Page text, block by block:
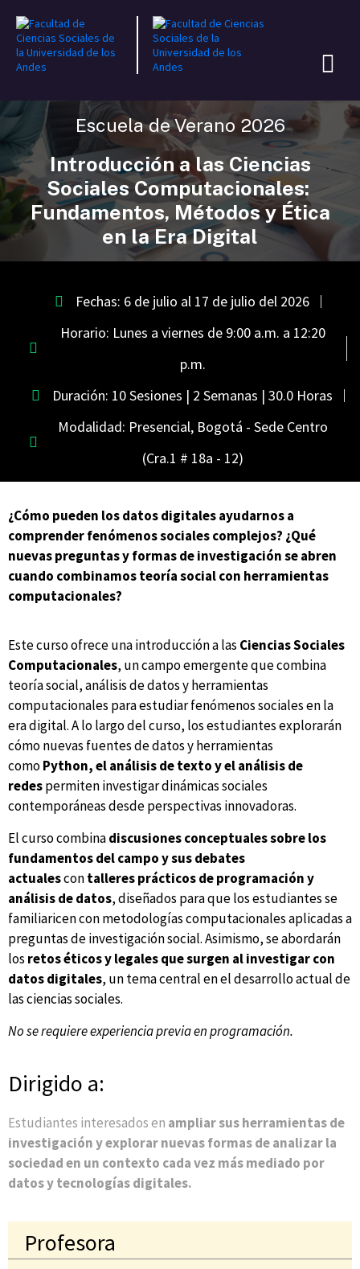
Escuela de Verano 2026
Introducción a las Ciencias
Sociales Computacionales:
Fundamentos, Métodos y Ética
en la Era Digital
Fechas: 6 de julio al 17 de julio del 2026
Horario: Lunes a viernes de 9:00 a.m. a 12:20
p.m.
Duración: 10 Sesiones | 2 Semanas | 30.0 Horas
Modalidad: Presencial, Bogotá - Sede Centro
(Cra.1 # 18a - 12)
¿Cómo pueden los datos digitales ayudarnos a
comprender fenómenos sociales complejos? ¿Qué
nuevas preguntas y formas de investigación se abren
cuando combinamos teoría social con herramientas
computacionales?
Este curso ofrece una introducción a las Ciencias Sociales
Computacionales, un campo emergente que combina
teoría social, análisis de datos y herramientas
computacionales para estudiar fenómenos sociales en la
era digital. A lo largo del curso, los estudiantes explorarán
cómo nuevas fuentes de datos y herramientas
comoPython, el análisis de texto y el análisis de
redespermiten investigar dinámicas sociales
contemporáneas desde perspectivas innovadoras.
El curso combinadiscusiones conceptuales sobre los
fundamentos del campo y sus debates
actualescontalleres prácticos de programación y
análisis de datos, diseñados para que los estudiantes se
familiaricen con metodologías computacionales aplicadas a
preguntas de investigación social. Asimismo, se abordarán
los retos éticos y legales que surgen al investigar con
datos digitales, un tema central en el desarrollo actual de
las ciencias sociales.
No se requiere experiencia previa en programación.
Dirigido a:
Estudiantes interesados en ampliar sus herramientas de
investigación y explorar nuevas formas de analizar la
sociedad en un contexto cada vez más mediado por
datos y tecnologías digitales.
Profesora